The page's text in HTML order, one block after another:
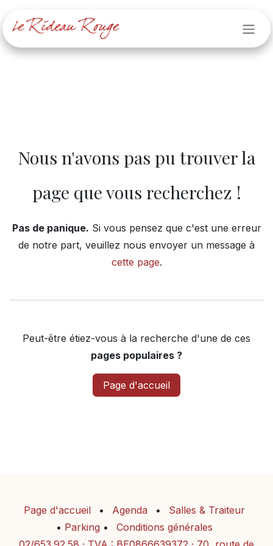
Erreur 404
Nous n'avons pas pu trouver la
page que vous recherchez !
Pas de panique. Si vous pensez que c'est une erreur
de notre part, veuillez nous envoyer un message à
cette page.
Peut-être étiez-vous à la recherche d'une de ces
pages populaires ?
Page d'accueil
Page d'accueil • Agenda •
Salles & Traiteur
• Parking •
Conditions générales